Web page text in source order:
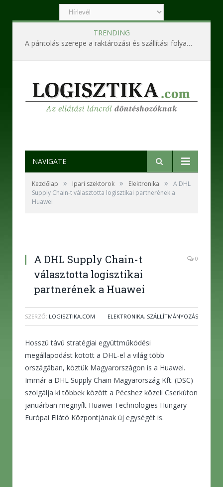
TRENDING
A pántolás szerepe a raktározási és szállítási folyamatokban
NAVIGATE
Kezdőlap » Ipari szektorok » Elektronika »
A DHL
Supply Chain-t választotta logisztikai partnerének a
Huawei
A DHL Supply Chain-t
választotta logisztikai
partnerének a Huawei
0
SZERZŐ: LOGISZTIKA.COM ELEKTRONIKA, SZÁLLÍTMÁNYOZÁS
Hosszú távú stratégiai együttműködési
megállapodást kötött a DHL-el a világ több
országában, köztük Magyarországon is a Huawei.
Immár a DHL Supply Chain Magyarország Kft. (DSC)
szolgálja ki többek között a Pécshez közeli Cserkúton
januárban megnyílt Huawei Technologies Hungary
Európai Ellátó Központjának új egységét is.